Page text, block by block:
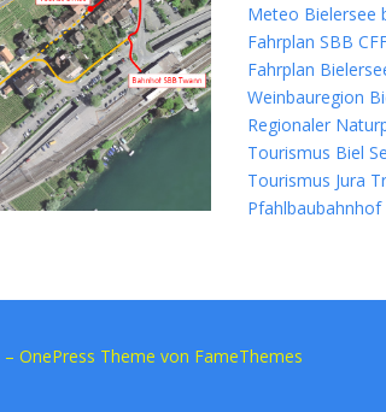
Meteo Bielersee
Fahrplan SBB
Fahrplan
Weinbauregion
Regionaler
Tourismus Biel
Tourismus Jura
Pfahlbaubahnhof
– OnePress Theme von FameThemes